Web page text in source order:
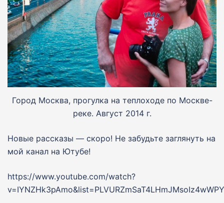
Город Москва, прогулка на теплоходе по Москве-
реке. Август 2014 г.
Новые рассказы — скоро! Не забудьте заглянуть на
мой канал на Ютубе!
https://www.youtube.com/watch?